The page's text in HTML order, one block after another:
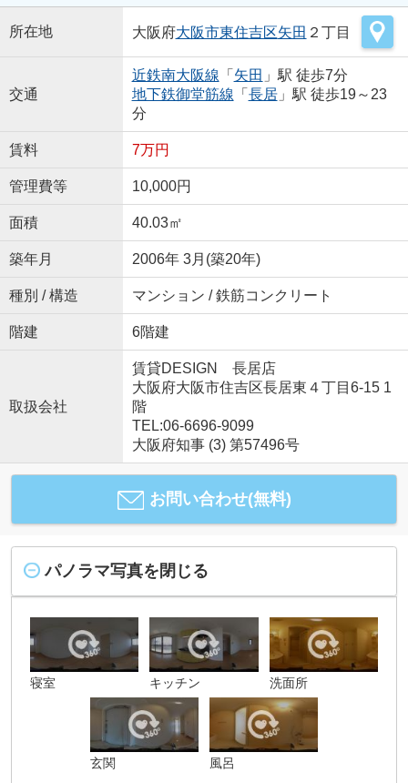
所在地 大阪府大阪市東住吉区矢田 ２丁目
交通
近鉄南大阪線 「 矢田 」駅 徒歩7分
地下鉄御堂筋線 「 長居」駅 徒歩19～23
分
賃料 7万円
管理費等 10,000円
面積 40.03㎡
築年月 2006年 3月(築20年)
種別 / 構造 マンション / 鉄筋コンクリート
階建 6階建
取扱会社
賃貸DESIGN 長居店
大阪府大阪市住吉区長居東４丁目6-15 1
階
TEL:06-6696-9099
大阪府知事 (3) 第57496号
お問い合わせ(無料)
パノラマ写真を閉じる
寝室 キッチン 洗面所
玄関 風呂